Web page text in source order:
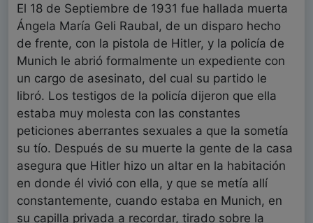
El 18 de Septiembre de 1931 fue hallada muerta
Ángela María Geli Raubal, de un disparo hecho
de frente, con la pistola de Hitler, y la policía de
Munich le abrió formalmente un expediente con
un cargo de asesinato, del cual su partido le
libró. Los testigos de la policía dijeron que ella
estaba muy molesta con las constantes
peticiones aberrantes sexuales a que la sometía
su tío. Después de su muerte la gente de la casa
asegura que Hitler hizo un altar en la habitación
en donde él vivió con ella, y que se metía allí
constantemente, cuando estaba en Munich, en
su capilla privada a recordar, tirado sobre la